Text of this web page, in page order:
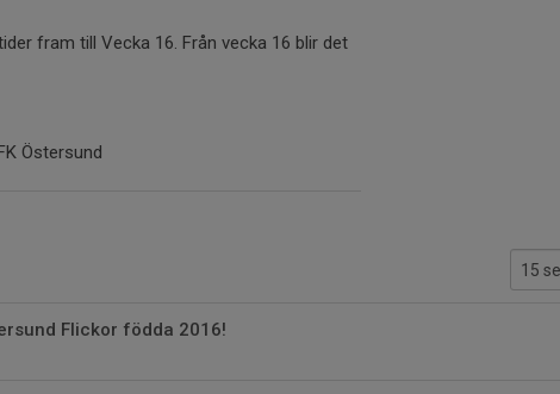
fram till Vecka 16. Från vecka 16 blir det
Östersund
Flickor födda 2016!